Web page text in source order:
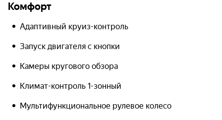
Комфорт
Адаптивный круиз-контроль
Запуск двигателя с кнопки
Камеры кругового обзора
Климат-контроль 1-зонный
Мультифункциональное рулевое колесо